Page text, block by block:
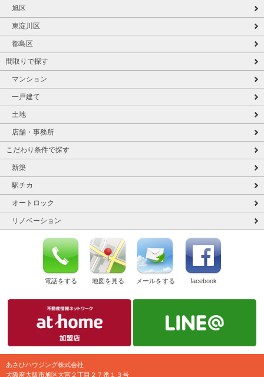
旭区
東淀川区
都島区
間取りで探す
マンション
一戸建て
土地
店舗・事務所
こだわり条件で探す
新築
駅チカ
オートロック
リノベーション
電話をする 地図を見る メールをする facebook
あさひハウジング株式会社
大阪府大阪市旭区大宮２丁目２７番１３号